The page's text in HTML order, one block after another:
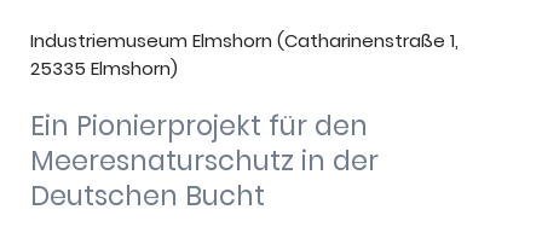
Industriemuseum Elmshorn (Catharinenstraße 1,
25335 Elmshorn)
Ein Pionierprojekt für den
Meeresnaturschutz in der
Deutschen Bucht